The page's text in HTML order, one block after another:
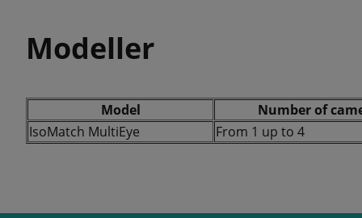
Modeller
Model
Number of
IsoMatch MultiEye
From 1 up to 4